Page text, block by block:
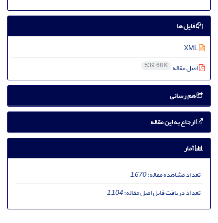
فایل ها
اصل مقاله 539.68 K
هم رسانی
ارجاع به این مقاله
آمار
تعداد مشاهده مقاله:1,670
تعداد دریافت فایل اصل مقاله:1,104